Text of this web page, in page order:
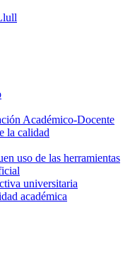
Académico-Docente
la calidad
uso de las herramientas
universitaria
académica